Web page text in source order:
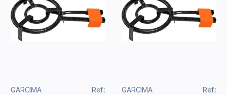
GARCIMA
Ref.:
GARCIMA
Ref.: